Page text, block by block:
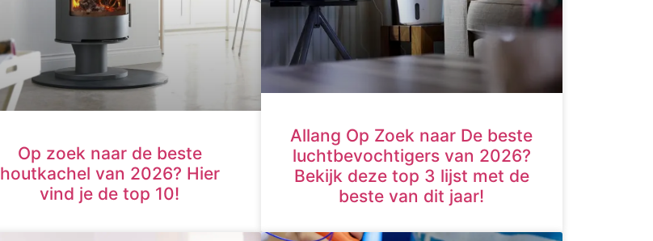
Op zoek naar de beste
houtkachel van 2026? Hier
vind je de top 10!
Allang Op Zoek naar De beste
luchtbevochtigers van 2026?
Bekijk deze top 3 lijst met de
beste van dit jaar!